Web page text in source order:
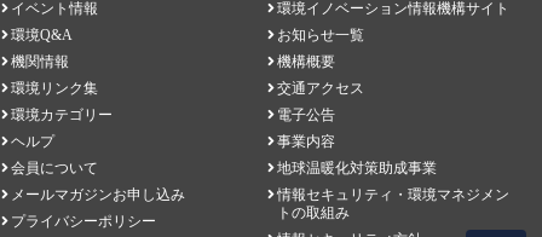
イベント情報
環境Q&A
機関情報
環境リンク集
環境カテゴリー
ヘルプ
会員について
メールマガジンお申し込み
プライバシーポリシー
環境イノベーション情報機構サイト
お知らせ一覧
機構概要
交通アクセス
電子公告
事業内容
地球温暖化対策助成事業
情報セキュリティ・環境マネジメン
トの取組み